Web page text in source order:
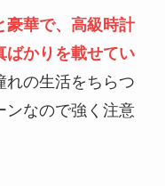
豪華で、高級時計
ばかりを載せてい
れの生活をちらつ
ンなので強く注意